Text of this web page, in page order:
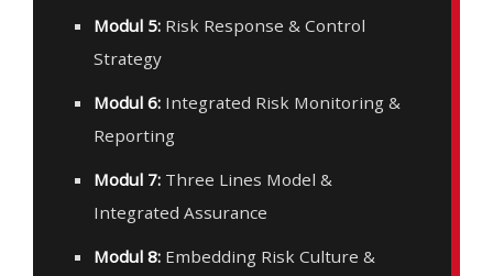
Modul 5: Risk Response & Control
Strategy
Modul 6: Integrated Risk Monitoring &
Reporting
Modul 7: Three Lines Model &
Integrated Assurance
Modul 8: Embedding Risk Culture &